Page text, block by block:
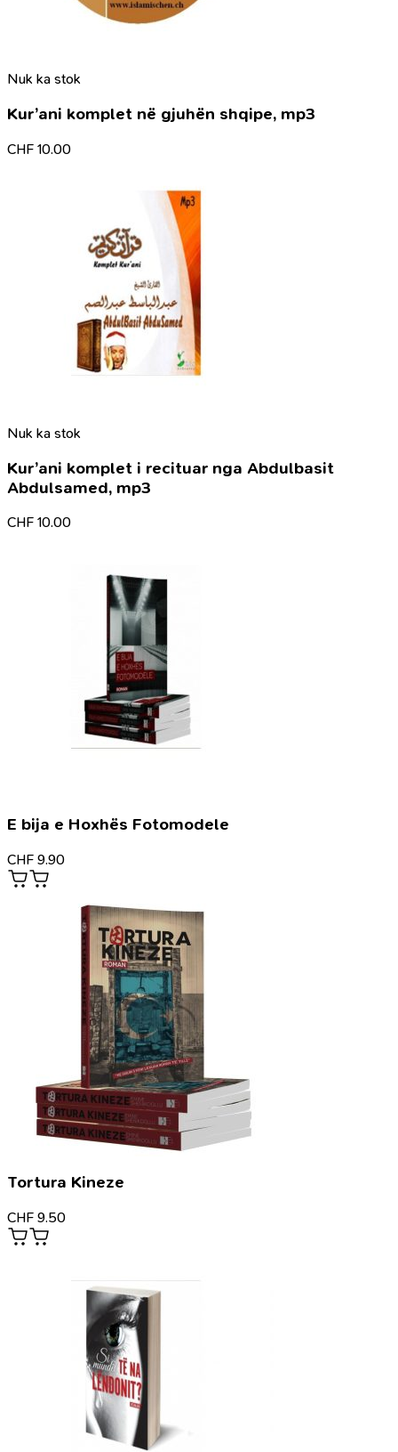
Nuk ka stok
Kur’ani komplet në gjuhën shqipe, mp3
CHF 10.00
Nuk ka stok
Kur’ani komplet i recituar nga Abdulbasit
Abdulsamed, mp3
CHF 10.00
E bija e Hoxhës Fotomodele
CHF 9.90
Tortura Kineze
CHF 9.50